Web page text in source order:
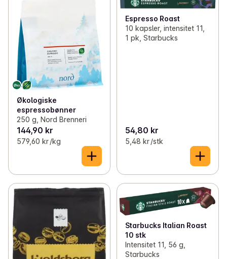
Økologiske
espressobønner
250 g, Nord Brenneri
144,90 kr
579,60 kr /kg
Espresso Roast
10 kapsler, intensitet 11,
1 pk, Starbucks
54,80 kr
5,48 kr /stk
Starbucks Italian Roast
10 stk
Intensitet 11, 56 g,
Starbucks